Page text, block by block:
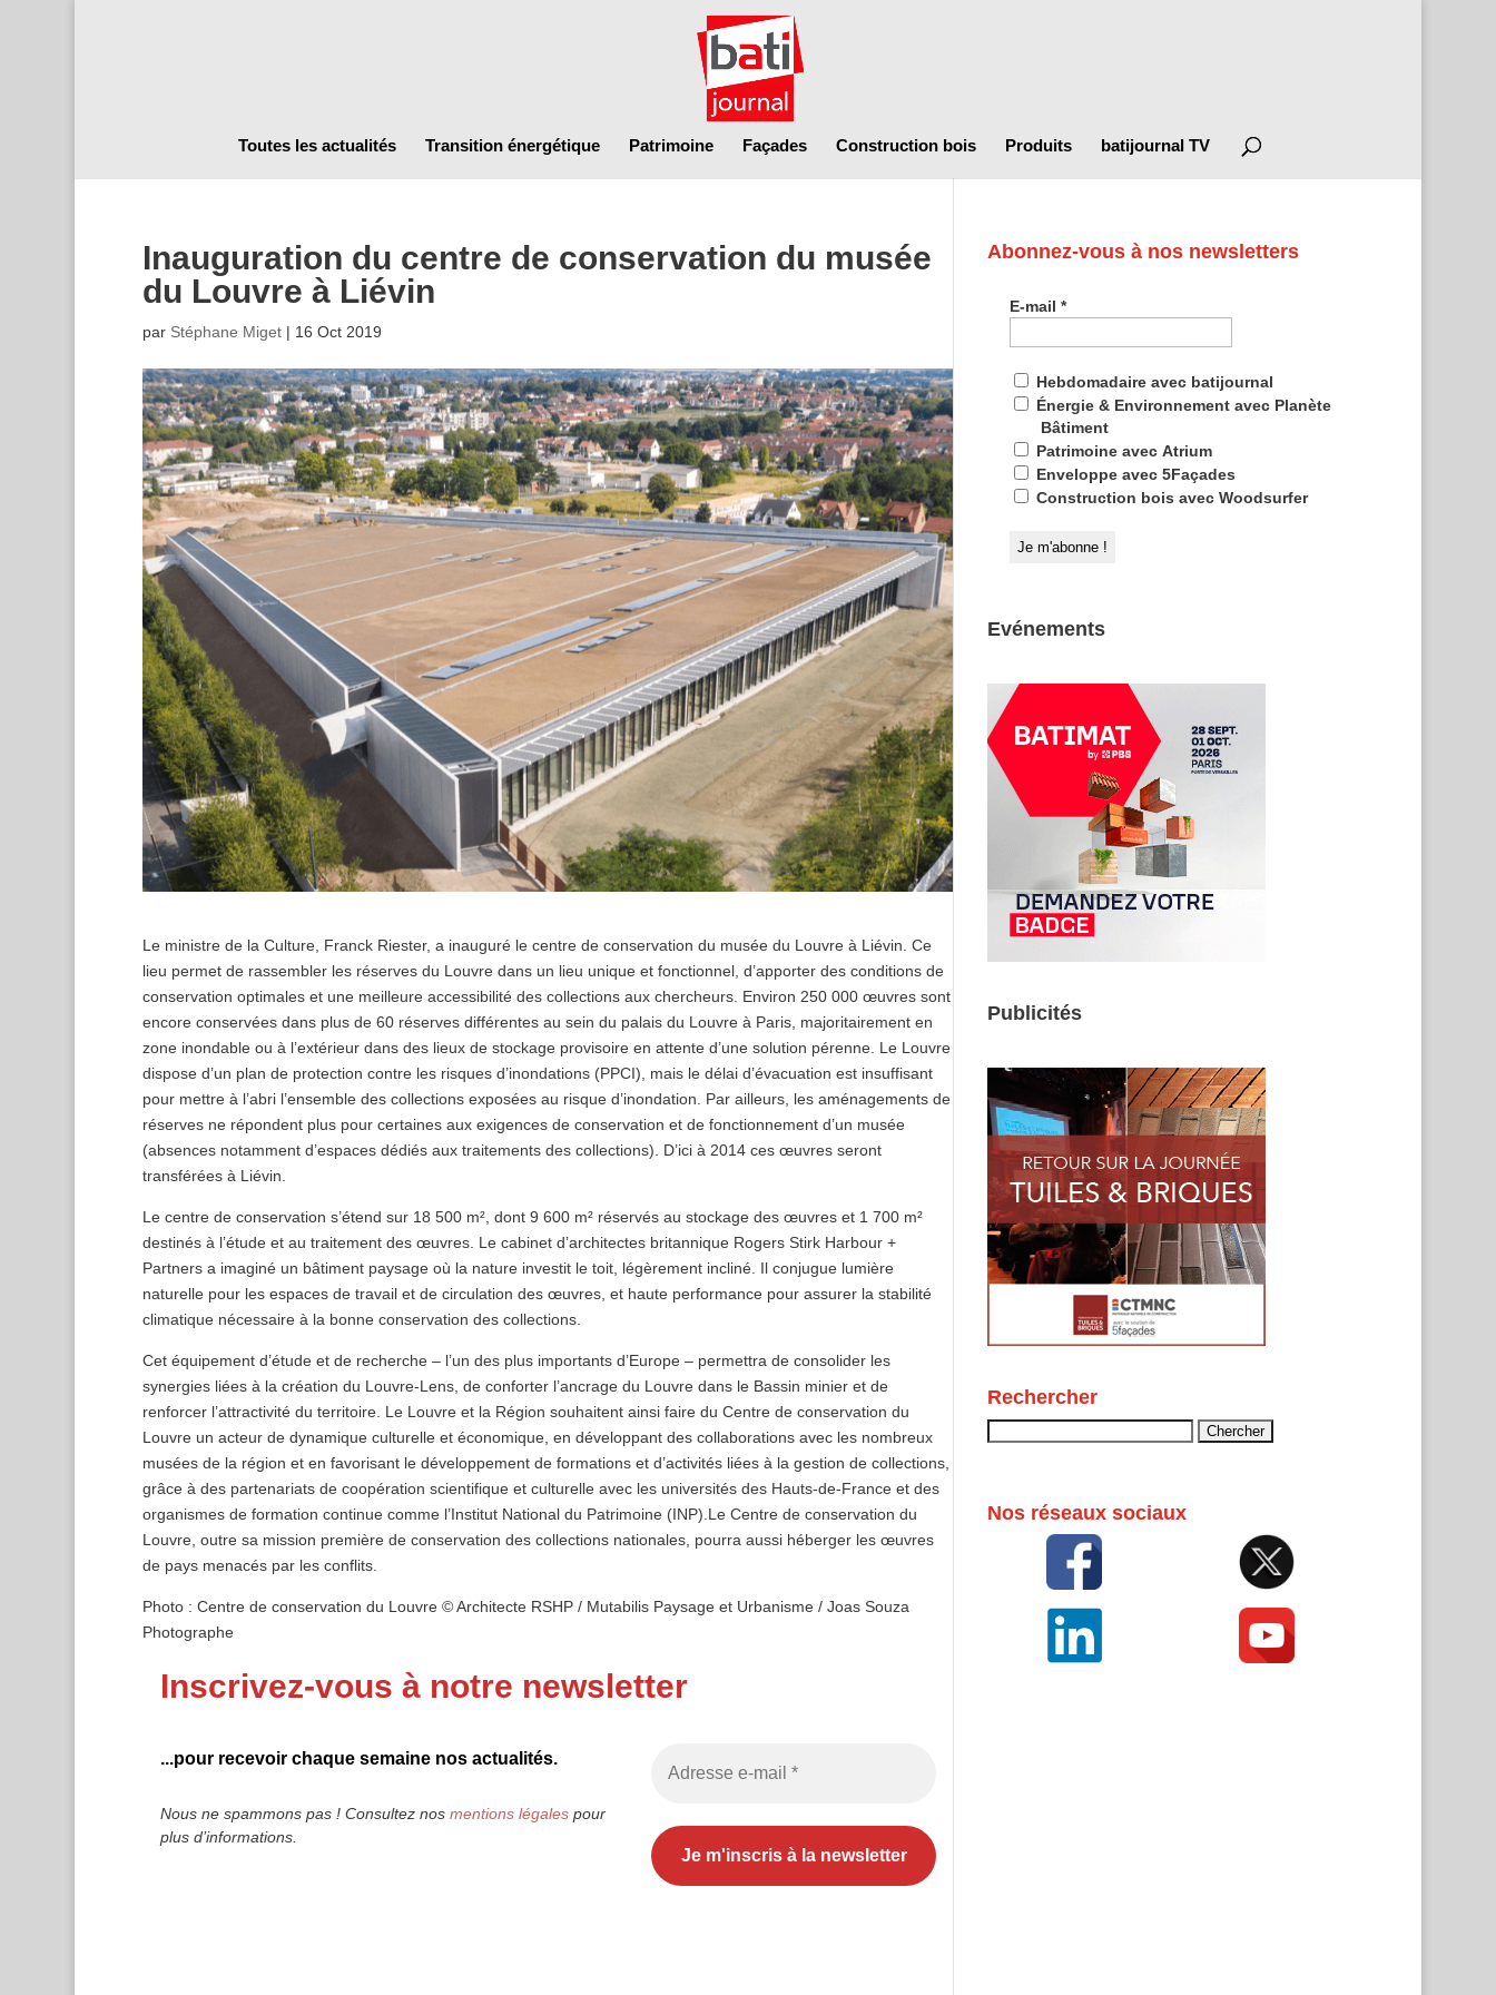
Toutes les actualités Transition énergétique Patrimoine Façades Construction bois Produits batijournal TV
Inauguration du centre de conservation du musée
du Louvre à Liévin
par Stéphane Miget| 16 Oct 2019
Le ministre de la Culture, Franck Riester, a inauguré le centre de conservation du musée du Louvre à Liévin. Ce
lieu permet de rassembler les réserves du Louvre dans un lieu unique et fonctionnel, d’apporter des conditions de
conservation optimales et une meilleure accessibilité des collections aux chercheurs. Environ 250 000 œuvres sont
encore conservées dans plus de 60 réserves différentes au sein du palais du Louvre à Paris, majoritairement en
zone inondable ou à l’extérieur dans des lieux de stockage provisoire en attente d’une solution pérenne. Le Louvre
dispose d’un plan de protection contre les risques d’inondations (PPCI), mais le délai d’évacuation est insuffisant
pour mettre à l’abri l’ensemble des collections exposées au risque d’inondation. Par ailleurs, les aménagements de
réserves ne répondent plus pour certaines aux exigences de conservation et de fonctionnement d’un musée
(absences notamment d’espaces dédiés aux traitements des collections). D’ici à 2014 ces œuvres seront
transférées à Liévin.
Le centre de conservation s’étend sur 18 500 m², dont 9 600 m² réservés au stockage des œuvres et 1 700 m²
destinés à l’étude et au traitement des œuvres. Le cabinet d’architectes britannique Rogers Stirk Harbour +
Partners a imaginé un bâtiment paysage où la nature investit le toit, légèrement incliné. Il conjugue lumière
naturelle pour les espaces de travail et de circulation des œuvres, et haute performance pour assurer la stabilité
climatique nécessaire à la bonne conservation des collections.
Cet équipement d’étude et de recherche – l’un des plus importants d’Europe – permettra de consolider les
synergies liées à la création du Louvre-Lens, de conforter l’ancrage du Louvre dans le Bassin minier et de
renforcer l’attractivité du territoire. Le Louvre et la Région souhaitent ainsi faire du Centre de conservation du
Louvre un acteur de dynamique culturelle et économique, en développant des collaborations avec les nombreux
musées de la région et en favorisant le développement de formations et d’activités liées à la gestion de collections,
grâce à des partenariats de coopération scientifique et culturelle avec les universités des Hauts-de-France et des
organismes de formation continue comme l’Institut National du Patrimoine (INP).Le Centre de conservation du
Louvre, outre sa mission première de conservation des collections nationales, pourra aussi héberger les œuvres
de pays menacés par les conflits.
Photo : Centre de conservation du Louvre © Architecte RSHP / Mutabilis Paysage et Urbanisme / Joas Souza
Photographe
Inscrivez-vous à notre newsletter
...pour recevoir chaque semaine nos actualités.
Nous ne spammons pas ! Consultez nos mentions légalespour
plus d’informations.
Abonnez-vous à nos newsletters
E-mail*
Hebdomadaire avec batijournal
Énergie & Environnement avec Planète
Bâtiment
Patrimoine avec Atrium
Enveloppe avec 5Façades
Construction bois avec Woodsurfer
Evénements
Publicités
Rechercher
Nos réseaux sociaux